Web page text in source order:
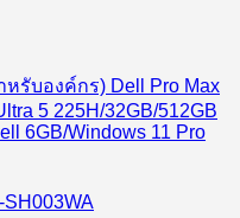
หรับองค์กร) Dell Pro Max
5 225H/32GB/512GB
6GB/Windows 11 Pro